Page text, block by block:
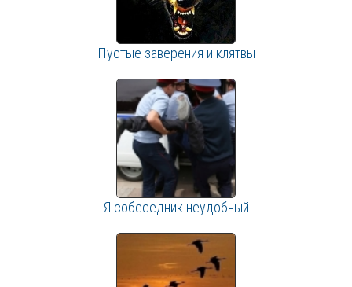
Пустые заверения и клятвы
Я собеседник неудобный